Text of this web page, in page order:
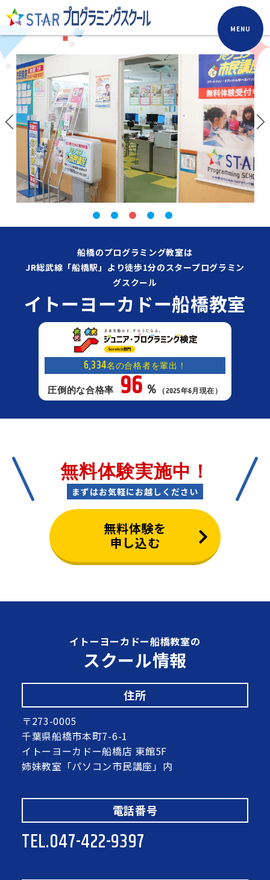
MENU
船橋のプログラミング教室は
JR総武線「船橋駅」より徒歩1分のスタープログラミン
グスクール
イトーヨーカドー船橋教室
6,334名の合格者を輩出！
圧倒的な合格率 96 ％ （2025年6月現在）
無料体験実施中！
まずはお気軽にお越しください
無料体験を
申し込む
イトーヨーカドー船橋教室の
スクール情報
住所
〒273-0005
千葉県船橋市本町7-6-1
イトーヨーカドー船橋店 東館5F
姉妹教室「パソコン市民講座」内
電話番号
TEL.047-422-9397